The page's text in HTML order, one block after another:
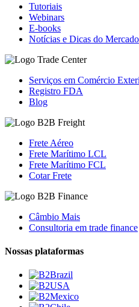
Tutoriais
Webinars
E-books
Notícias e Dicas do Mercado
Serviços em Comércio
Registro FDA
Blog
Frete Aéreo
Frete Marítimo LCL
Frete Marítimo FCL
Cotar Frete
Câmbio Mais
Consultoria em trade finance
Nossas plataformas